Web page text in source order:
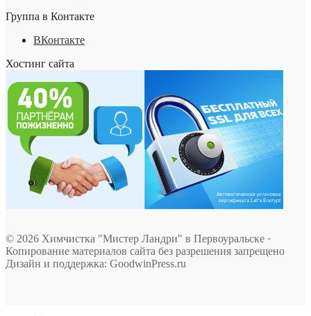
Группа в Контакте
ВКонтакте
Хостинг сайта
© 2026 Химчистка "Мистер Ландри" в Первоуральске ·
Копирование материалов сайта без разрешения запрещено
Дизайн и поддержка: GoodwinPress.ru